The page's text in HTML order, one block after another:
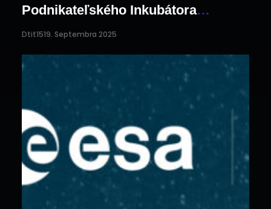
Podnikateľského Inkubátora
Európskej Vesmírnej Agentúry (ESA
Dtit1519. Septembra 2025